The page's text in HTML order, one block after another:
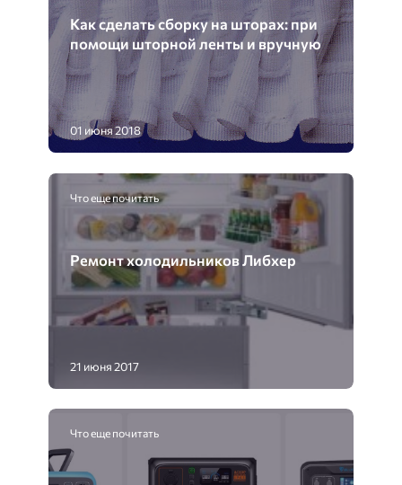
Как сделать сборку на шторах: при
помощи шторной ленты и вручную
01 июня 2018
Что еще почитать
Ремонт холодильников Либхер
21 июня 2017
Что еще почитать